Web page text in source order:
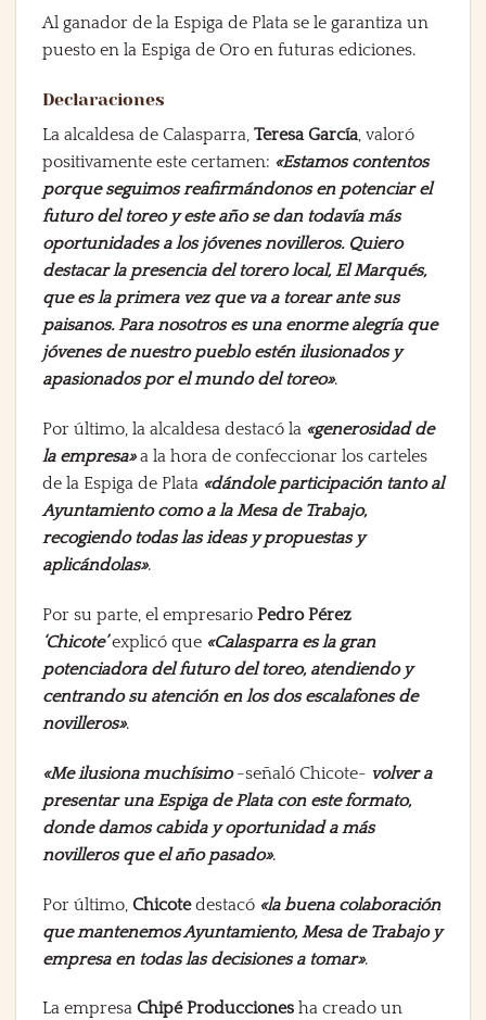
Al ganador de la Espiga de Plata se le garantiza un
puesto en la Espiga de Oro en futuras ediciones.
Declaraciones
La alcaldesa de Calasparra, Teresa García, valoró
positivamente este certamen: «Estamos contentos
porque seguimos reafirmándonos en potenciar el
futuro del toreo y este año se dan todavía más
oportunidades a los jóvenes novilleros. Quiero
destacar la presencia del torero local, El Marqués,
que es la primera vez que va a torear ante sus
paisanos. Para nosotros es una enorme alegría que
jóvenes de nuestro pueblo estén ilusionados y
apasionados por el mundo del toreo».
Por último, la alcaldesa destacó la «generosidad de
la empresa» a la hora de confeccionar los carteles
de la Espiga de Plata «dándole participación tanto al
Ayuntamiento como a la Mesa de Trabajo,
recogiendo todas las ideas y propuestas y
aplicándolas».
Por su parte, el empresario Pedro Pérez
‘Chicote’ explicó que «Calasparra es la gran
potenciadora del futuro del toreo, atendiendo y
centrando su atención en los dos escalafones de
novilleros».
«Me ilusiona muchísimo-señaló Chicote- volver a
presentar una Espiga de Plata con este formato,
donde damos cabida y oportunidad a más
novilleros que el año pasado».
Por último, Chicotedestacó «la buena colaboración
que mantenemos Ayuntamiento, Mesa de Trabajo y
empresa en todas las decisiones a tomar».
La empresa Chipé Producciones ha creado un